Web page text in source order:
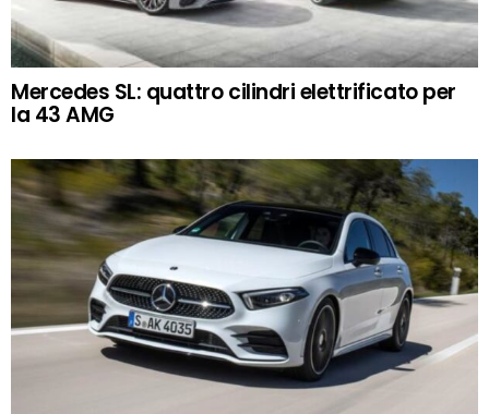
Mercedes SL: quattro cilindri elettrificato per
la 43 AMG